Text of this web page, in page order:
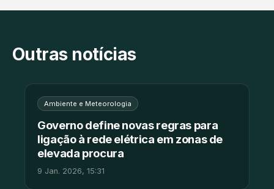
Outras notícias
Ambiente e Meteorologia
Governo define novas regras para
ligação à rede elétrica em zonas de
elevada procura
9 Jan. 2026, 15:31